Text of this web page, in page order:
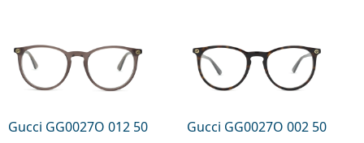
Gucci GG0027O 012 50 Gucci GG0027O 002 50